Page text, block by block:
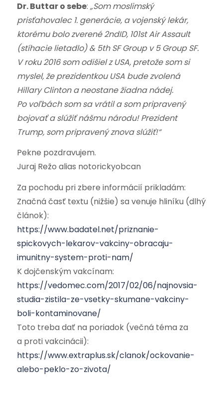
Dr. Buttar o sebe: „Som moslimský
prisťahovalec 1. generácie, a vojenský lekár,
ktorému bolo zverené 2ndID, 101st Air Assault
(stíhacie lietadlo) & 5th SF Group v 5 Group SF.
V roku 2016 som odišiel z USA, pretože som si
myslel, že prezidentkou USA bude zvolená
Hillary Clinton a neostane žiadna nádej.
Po voľbách som sa vrátil a som pripravený
bojovať a slúžiť nášmu národu! Prezident
Trump, som pripravený znova slúžiť!“
Pekne pozdravujem.
Juraj Režo alias notorickyobcan
Za pochodu pri zbere informácií prikladám:
Značná časť textu (nižšie) sa venuje hliníku (dlhý
článok):
https://www.badatel.net/priznanie-
spickovych-lekarov-vakciny-obracaju-
imunitny-system-proti-nam/
K dojčenským vakcínam:
https://vedomec.com/2017/02/06/najnovsia-
studia-zistila-ze-vsetky-skumane-vakciny-
boli-kontaminovane/
Toto treba dať na poriadok (večná téma za
a proti vakcinácii):
https://www.extraplus.sk/clanok/ockovanie-
alebo-peklo-zo-zivota/